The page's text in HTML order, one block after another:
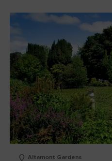
Altamont Gardens